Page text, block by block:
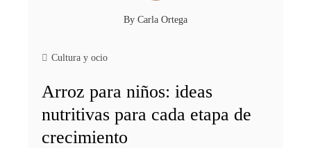
By Carla Ortega
Cultura y ocio
Arroz para niños: ideas
nutritivas para cada etapa de
crecimiento